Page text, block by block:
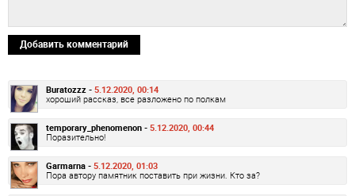
Добавить комментарий
Buratozzz - 5.12.2020, 00:14
хороший рассказ, все разложено по полкам
temporary_phenomenon - 5.12.2020, 00:44
Поразительно!
Garmarna - 5.12.2020, 01:03
Пора автору памятник поставить при жизни. Кто за?